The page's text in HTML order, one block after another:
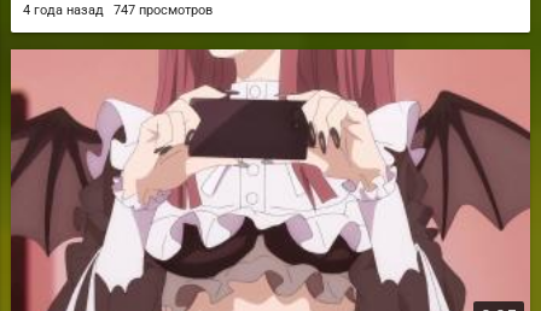
4 года назад 747 просмотров